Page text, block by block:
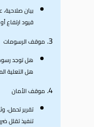
بيان
قيود ارتفاع
موقف الرسومات
هل توجد
هل التعلية
موقف الأمان
تقرير تحمل،
تنفيذ تقلل